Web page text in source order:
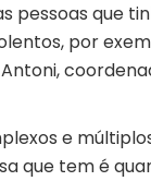
pessoas que
por
e
que tem é